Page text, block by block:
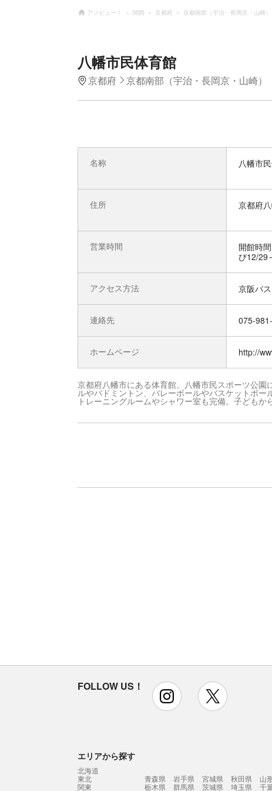
アソビュー！ 関西 京都府 京都南部（宇治・長岡京・山崎）
八幡市民体育館
京都府 京都南部（宇治・長岡京・山崎）
名称 八幡市
住所 京都府
営業時間
開館時
び12/29
アクセス方法 京阪バ
連絡先 075-
ホームページ http://
京都府八幡市にある体育館。八幡市民スポーツ公
ルやバドミントン、バレーボールやバスケットボー
トレーニングルームやシャワー室も完備。子どもか
FOLLOW US！ instagram
エリアから探す
北海道
東北
青森県 岩手県 宮城県 秋田県 山
関東
栃木県 群馬県 茨城県 埼玉県 千